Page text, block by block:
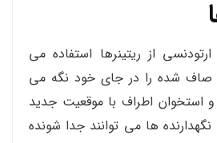
از ریتینرها استفاده می
صاف شده را در جای خود نگه می
و استخوان اطراف با موقعیت جدید
ها می توانند جدا شونده